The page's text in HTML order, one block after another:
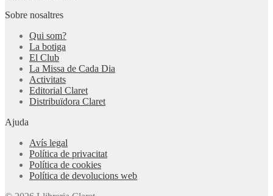
Sobre nosaltres
Qui som?
La botiga
El Club
La Missa de Cada Dia
Activitats
Editorial Claret
Distribuïdora Claret
Ajuda
Avís legal
Política de privacitat
Política de cookies
Política de devolucions web